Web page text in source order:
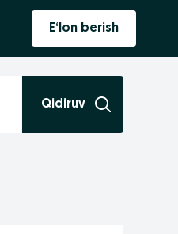
E‘lon berish
Qidiruv